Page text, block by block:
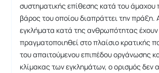
συστηματικής επίθεσης κατά του άμαχου
βάρος του οποίου διαπράττει την πράξη.
εγκλήματα κατά της ανθρωπότητας
πραγματοποιηθεί στο πλαίσιο κρατικής
του απαιτούμενου επιπέδου οργάνωσης
κλίμακας των εγκλημάτων, ο ορισμός δεν